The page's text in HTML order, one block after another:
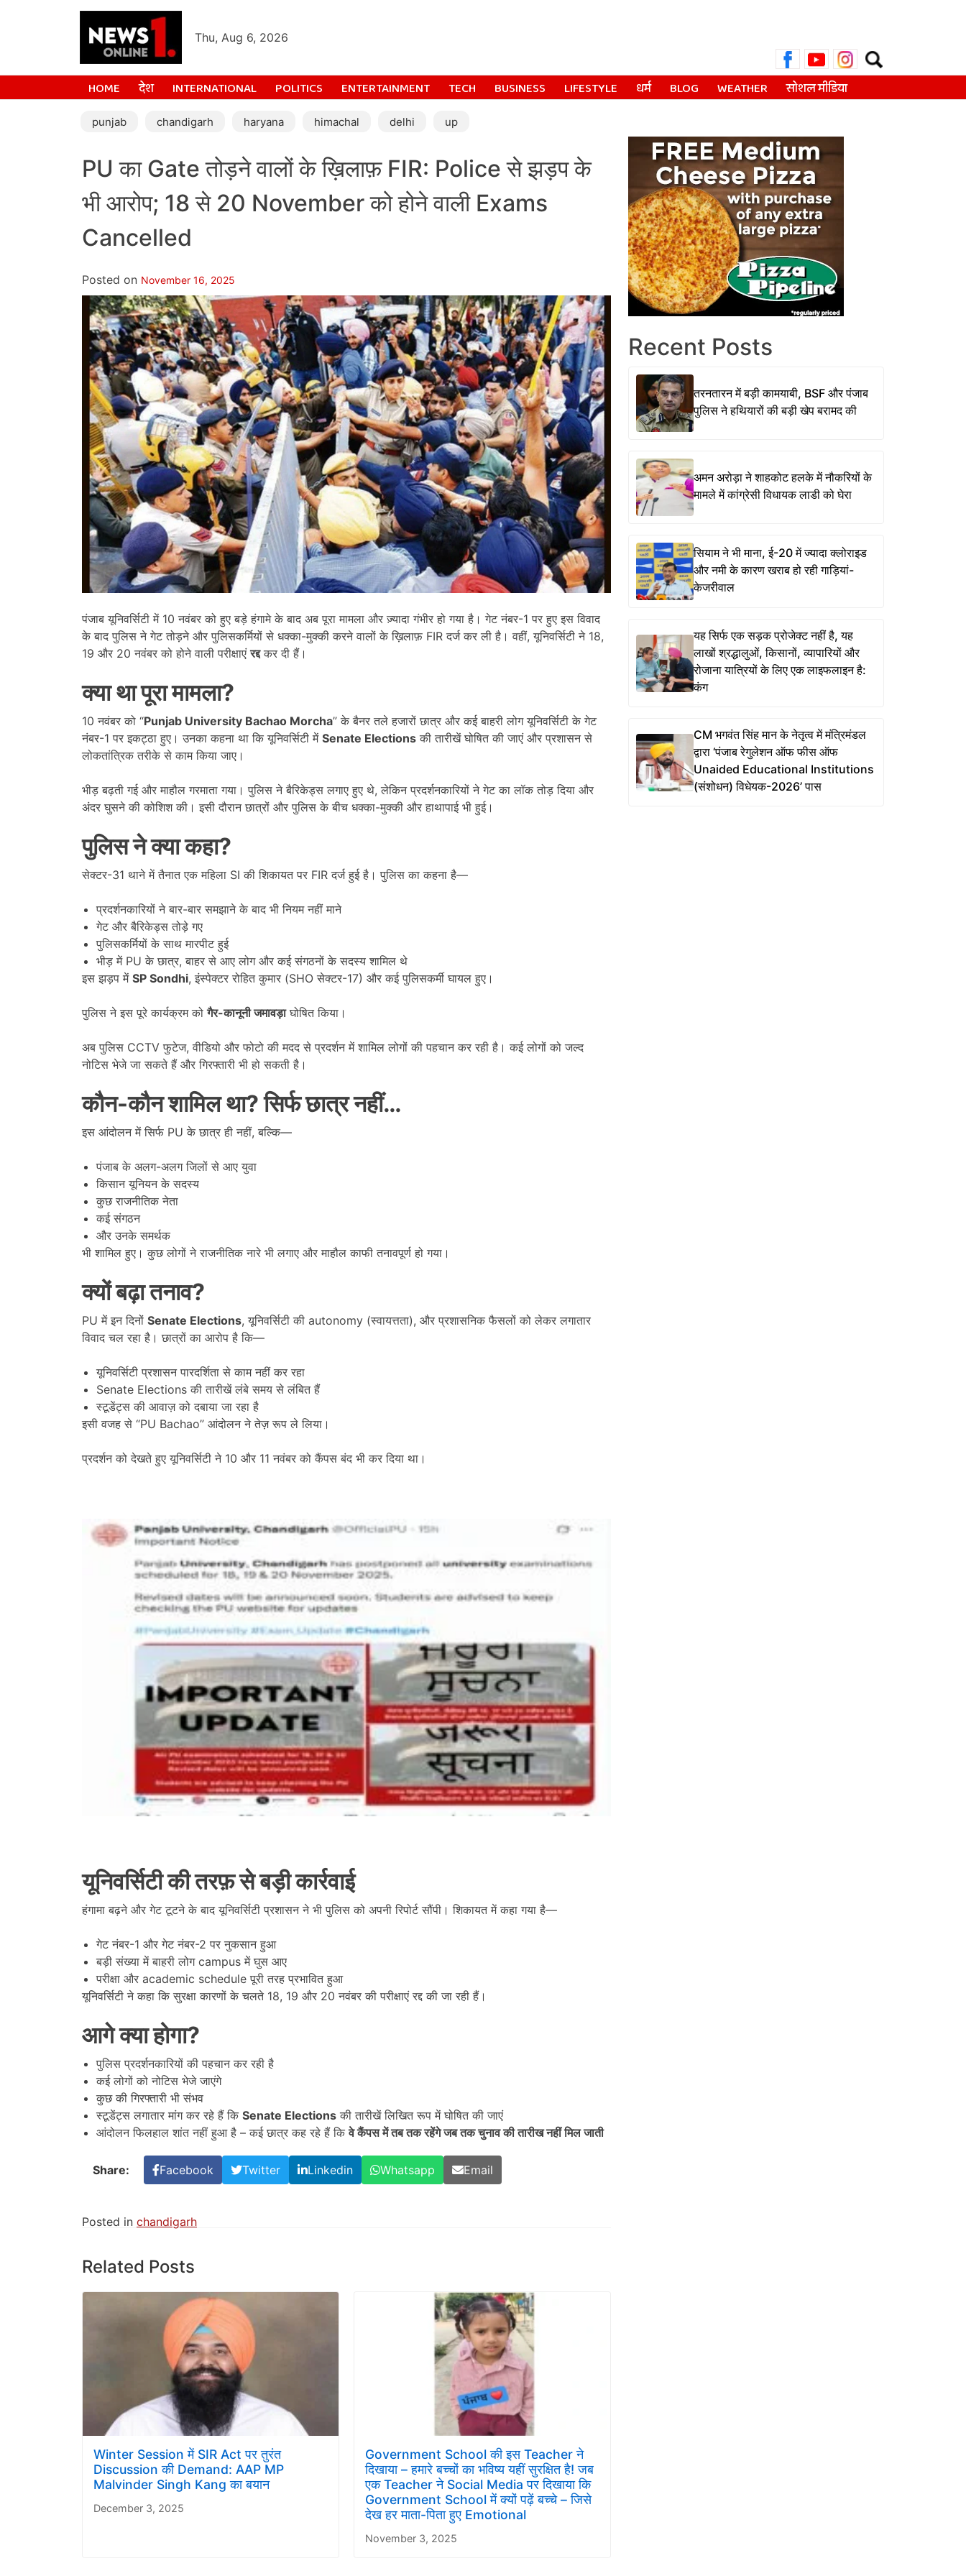
Thu, Aug 6, 2026
Search
for:
HOME देश INTERNATIONAL POLITICS ENTERTAINMENT TECH BUSINESS LIFESTYLE धर्म BLOG WEATHER सोशल मीडिया
punjab chandigarh haryana himachal delhi up
PU का Gate तोड़ने वालों के ख़िलाफ़ FIR: Police से झड़प के
भी आरोप; 18 से 20 November को होने वाली Exams
Cancelled
Posted on November 16, 2025
पंजाब यूनिवर्सिटी में 10 नवंबर को हुए बड़े हंगामे के बाद अब पूरा मामला और ज़्यादा गंभीर हो गया है। गेट नंबर-1 पर हुए इस विवाद
के बाद पुलिस ने गेट तोड़ने और पुलिसकर्मियों से धक्का-मुक्की करने वालों के ख़िलाफ़ FIR दर्ज कर ली है। वहीं, यूनिवर्सिटी ने 18,
19 और 20 नवंबर को होने वाली परीक्षाएंरद्दकर दी हैं।
क्या था पूरा मामला?
10 नवंबर को “Punjab University Bachao Morcha” के बैनर तले हजारों छात्र और कई बाहरी लोग यूनिवर्सिटी के गेट
नंबर-1 पर इकट्ठा हुए। उनका कहना था कि यूनिवर्सिटी में Senate Elections की तारीखें घोषित की जाएं और प्रशासन से
लोकतांत्रिक तरीके से काम किया जाए।
भीड़ बढ़ती गई और माहौल गरमाता गया। पुलिस ने बैरिकेड्स लगाए हुए थे, लेकिन प्रदर्शनकारियों ने गेट का लॉक तोड़ दिया और
अंदर घुसने की कोशिश की। इसी दौरान छात्रों और पुलिस के बीच धक्का-मुक्की और हाथापाई भी हुई।
पुलिस ने क्या कहा?
सेक्टर-31 थाने में तैनात एक महिला SI की शिकायत पर FIR दर्ज हुई है। पुलिस का कहना है—
प्रदर्शनकारियों ने बार-बार समझाने के बाद भी नियम नहीं माने
गेट और बैरिकेड्स तोड़े गए
पुलिसकर्मियों के साथ मारपीट हुई
भीड़ में PU के छात्र, बाहर से आए लोग और कई संगठनों के सदस्य शामिल थे
इस झड़प में SP Sondhi, इंस्पेक्टर रोहित कुमार (SHO सेक्टर-17) और कई पुलिसकर्मी घायल हुए।
पुलिस ने इस पूरे कार्यक्रम कोगैर-कानूनी जमावड़ाघोषित किया।
अब पुलिस CCTV फुटेज, वीडियो और फोटो की मदद से प्रदर्शन में शामिल लोगों की पहचान कर रही है। कई लोगों को जल्द
नोटिस भेजे जा सकते हैं और गिरफ्तारी भी हो सकती है।
कौन-कौन शामिल था?सिर्फ छात्र नहीं…
इस आंदोलन में सिर्फ PU के छात्र ही नहीं, बल्कि—
पंजाब के अलग-अलग जिलों से आए युवा
किसान यूनियन के सदस्य
कुछ राजनीतिक नेता
कई संगठन
और उनके समर्थक
भी शामिल हुए। कुछ लोगों ने राजनीतिक नारे भी लगाए और माहौल काफी तनावपूर्ण हो गया।
क्यों बढ़ा तनाव?
PU में इन दिनों Senate Elections, यूनिवर्सिटी की autonomy (स्वायत्तता), और प्रशासनिक फैसलों को लेकर लगातार
विवाद चल रहा है। छात्रों का आरोप है कि—
यूनिवर्सिटी प्रशासन पारदर्शिता से काम नहीं कर रहा
Senate Elections की तारीखें लंबे समय से लंबित हैं
स्टूडेंट्स की आवाज़ को दबाया जा रहा है
इसी वजह से “PU Bachao” आंदोलन ने तेज़ रूप ले लिया।
प्रदर्शन को देखते हुए यूनिवर्सिटी ने 10 और 11 नवंबर को कैंपस बंद भी कर दिया था।
यूनिवर्सिटी की तरफ़ से बड़ी कार्रवाई
हंगामा बढ़ने और गेट टूटने के बाद यूनिवर्सिटी प्रशासन ने भी पुलिस को अपनी रिपोर्ट सौंपी। शिकायत में कहा गया है—
गेट नंबर-1 और गेट नंबर-2 पर नुकसान हुआ
बड़ी संख्या में बाहरी लोग campus में घुस आए
परीक्षा और academic schedule पूरी तरह प्रभावित हुआ
यूनिवर्सिटी ने कहा कि सुरक्षा कारणों के चलते 18, 19 और 20 नवंबर की परीक्षाएं रद्द की जा रही हैं।
आगे क्या होगा?
पुलिस प्रदर्शनकारियों की पहचान कर रही है
कई लोगों को नोटिस भेजे जाएंगे
कुछ की गिरफ्तारी भी संभव
स्टूडेंट्स लगातार मांग कर रहे हैं कि Senate Elections की तारीखें लिखित रूप में घोषित की जाएं
आंदोलन फिलहाल शांत नहीं हुआ है – कई छात्र कह रहे हैं किवे कैंपस में तब तक रहेंगे जब तक चुनाव की तारीख नहीं मिल जाती
Share: Facebook Twitter Linkedin Whatsapp Email
Posted in chandigarh
Related Posts
Winter Session में SIR Act पर तुरंत
Discussion की Demand: AAP MP
Malvinder Singh Kang का बयान
December 3, 2025
Government School की इस Teacher ने
दिखाया – हमारे बच्चों का भविष्य यहीं सुरक्षित है! जब
एक Teacher ने Social Media पर दिखाया कि
Government School में क्यों पढ़ें बच्चे – जिसे
देख हर माता-पिता हुए Emotional
November 3, 2025
Recent Posts
तरनतारन में बड़ी कामयाबी, BSF और पंजाब
पुलिस ने हथियारों की बड़ी खेप बरामद की
अमन अरोड़ा ने शाहकोट हलके में नौकरियों के
मामले में कांग्रेसी विधायक लाडी को घेरा
सियाम ने भी माना, ई-20 में ज्यादा क्लोराइड
और नमी के कारण खराब हो रही गाड़ियां-
केजरीवाल
यह सिर्फ एक सड़क प्रोजेक्ट नहीं है, यह
लाखों श्रद्धालुओं, किसानों, व्यापारियों और
रोजाना यात्रियों के लिए एक लाइफलाइन है:
कंग
CM भगवंत सिंह मान के नेतृत्व में मंत्रिमंडल
द्वारा ‘पंजाब रेगुलेशन ऑफ फीस ऑफ
Unaided Educational Institutions
(संशोधन) विधेयक-2026’ पास